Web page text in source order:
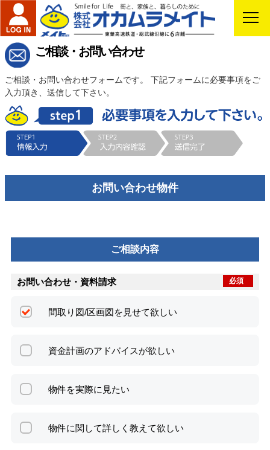
ご相談・お問い合わせ
ご相談・お問い合わせフォームです。 下記フォームに必要事項をご
入力頂き、送信して下さい。
お問い合わせ物件
ご相談内容
お問い合わせ・資料請求 必須
間取り図/区画図を見せて欲しい
資金計画のアドバイスが欲しい
物件を実際に見たい
物件に関して詳しく教えて欲しい